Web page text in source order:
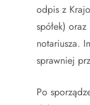
odpis z
spółek)
notariusza.
sprawniej
Po